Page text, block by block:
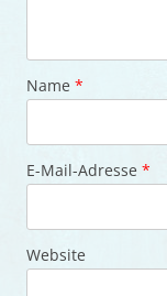
Name *
E-Mail-Adresse *
Website